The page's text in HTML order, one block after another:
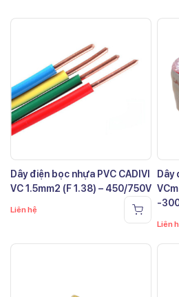
Dây điện bọc nhựa PVC CADIVI
VC 1.5mm2 (F 1.38) – 450/750V
Liên hệ
Dây
-
Liên